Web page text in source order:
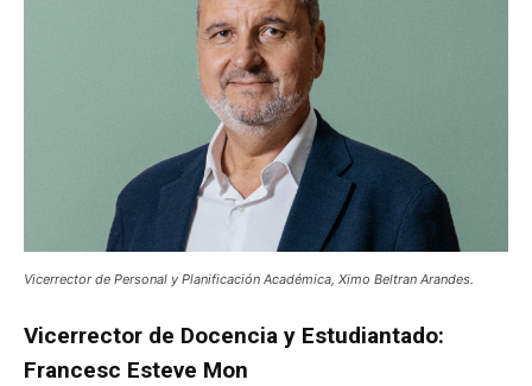
Vicerrector de Personal y Planificación Académica, Ximo Beltran Arandes.
Vicerrector de Docencia y Estudiantado:
Francesc Esteve Mon